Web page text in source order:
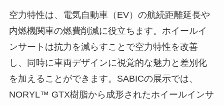
空力特性は、電気自動車（EV）の航続距離延長や
内燃機関車の燃費削減に役立ちます。ホイールイ
ンサートは抗力を減らすことで空力特性を改善
し、同時に車両デザインに視覚的な魅力と差別化
を加えることができます。SABICの展示では、
NORYL™ GTX樹脂から成形されたホイールインサ